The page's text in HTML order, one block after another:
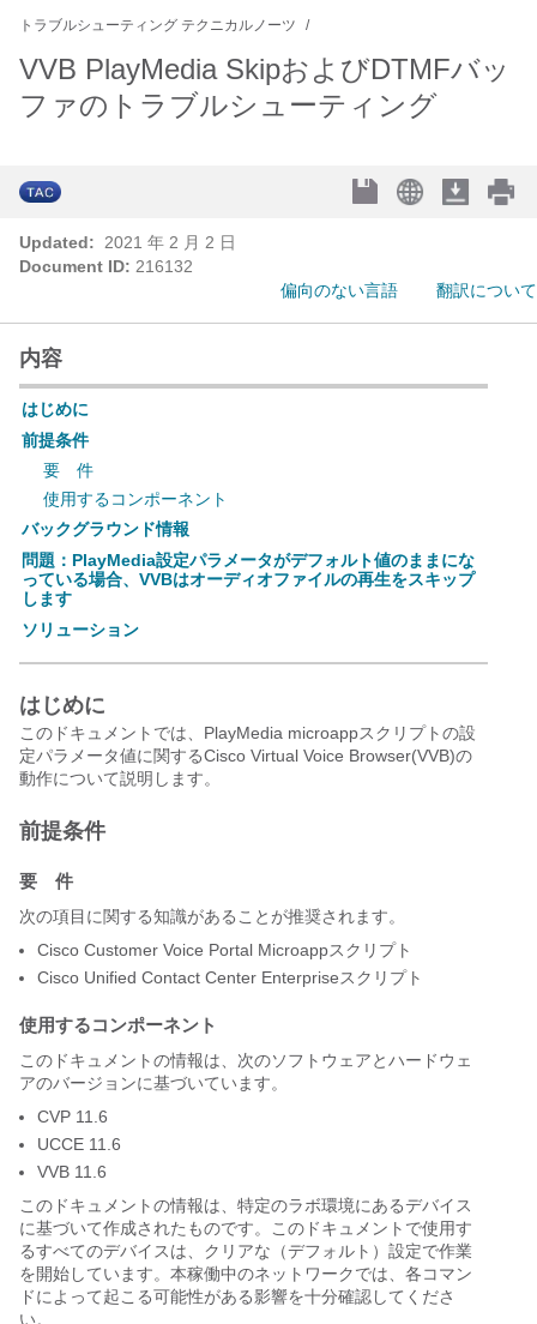
トラブルシューティング テクニカルノーツ
VVB PlayMedia SkipおよびDTMFバッ
ファのトラブルシューティング
Updated:
2021 年 2 月 2 日
Document ID: 216132
偏向のない言語
翻訳について
内容
はじめに
前提条件
要 件
使用するコンポーネント
バックグラウンド情報
問題：PlayMedia設定パラメータがデフォルト値のままにな
っている場合、VVBはオーディオファイルの再生をスキップ
します
ソリューション
はじめに
このドキュメントでは、PlayMedia microappスクリプトの設
定パラメータ値に関するCisco Virtual Voice Browser(VVB)の
動作について説明します。
前提条件
要 件
次の項目に関する知識があることが推奨されます。
Cisco Customer Voice Portal Microappスクリプト
Cisco Unified Contact Center Enterpriseスクリプト
使用するコンポーネント
このドキュメントの情報は、次のソフトウェアとハードウェ
アのバージョンに基づいています。
CVP 11.6
UCCE 11.6
VVB 11.6
このドキュメントの情報は、特定のラボ環境にあるデバイス
に基づいて作成されたものです。このドキュメントで使用す
るすべてのデバイスは、クリアな（デフォルト）設定で作業
を開始しています。本稼働中のネットワークでは、各コマン
ドによって起こる可能性がある影響を十分確認してくださ
い。